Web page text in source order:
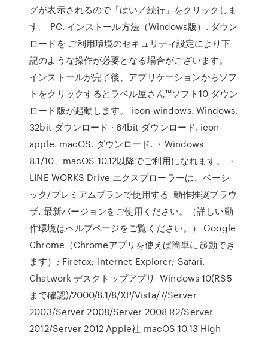
グが表示されるので「はい／続行」をクリックしま
す。 PC. インストール方法（Windows版）. ダウン
ロードを ご利用環境のセキュリティ設定により下
記のような操作が必要となる場合がございます。
インストールが完了後、アプリケーションからソフ
トをクリックするとラベル屋さん™ソフト10 ダウン
ロード版が起動します。 icon-windows. Windows.
32bit ダウンロード · 64bit ダウンロード. icon-
apple. macOS. ダウンロード. ・Windows
8.1/10、macOS 10.12以降でご利用になれます。 ・
LINE WORKS Drive エクスプローラーは、ベーシ
ック/プレミアムプランで使用する 動作推奨ブラウ
ザ. 最新バージョンをご使用ください。（詳しい動
作環境はヘルプページをご覧ください。） Google
Chrome（Chromeアプリを使えば簡単に起動でき
ます）; Firefox; Internet Explorer; Safari.
Chatwork デスクトップアプリ Windows 10(RS5
まで確認)/2000/8.1/8/XP/Vista/7/Server
2003/Server 2008/Server 2008 R2/Server
2012/Server 2012 Apple社 macOS 10.13 High